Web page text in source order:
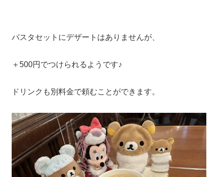
パスタセットにデザートはありませんが、
＋500円でつけられるようです♪
ドリンクも別料金で頼むことができます。